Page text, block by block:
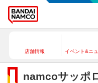
店舗情報 イベント&ニ
namcoサッポ